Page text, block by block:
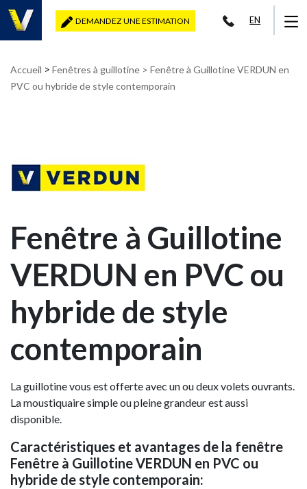
DEMANDEZ UNE ESTIMATION EN
Accueil > Fenêtres à guillotine > Fenêtre à Guillotine VERDUN en
PVC ou hybride de style contemporain
Fenêtre à Guillotine
VERDUN en PVC ou
hybride de style
contemporain
La guillotine vous est offerte avec un ou deux volets ouvrants.
La moustiquaire simple ou pleine grandeur est aussi
disponible.
Caractéristiques et avantages de la fenêtre
Fenêtre à Guillotine VERDUN en PVC ou
hybride de style contemporain: